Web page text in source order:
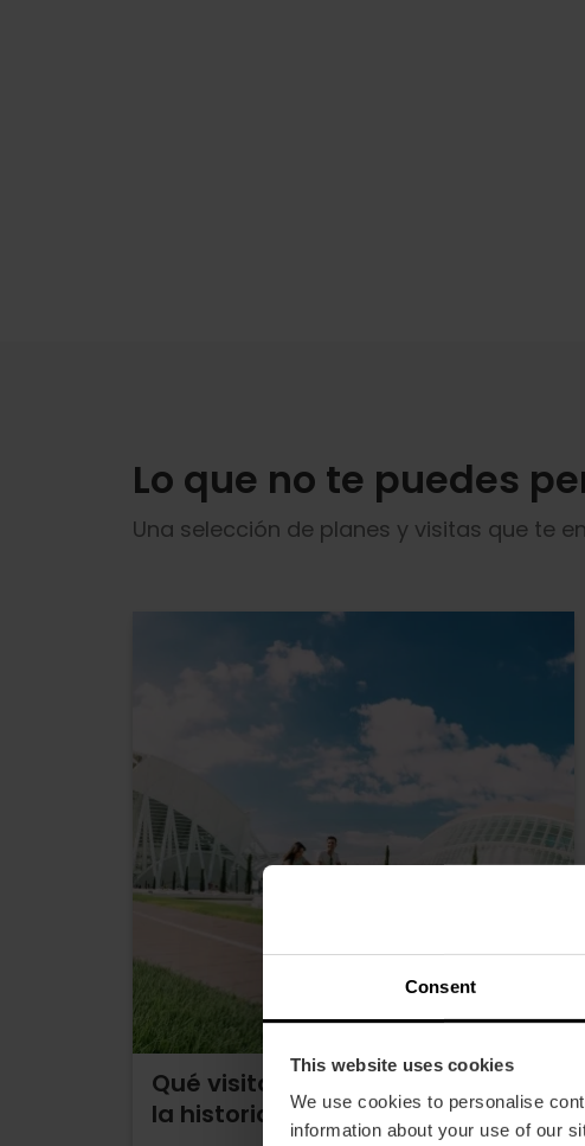
Consent
This website uses cookies
We use cookies to personalise
information about your use of our
Lo que no te puedes
Una selección de planes y visitas que te
Qué visitar: lugares que cuentan
la historia de la ciudad